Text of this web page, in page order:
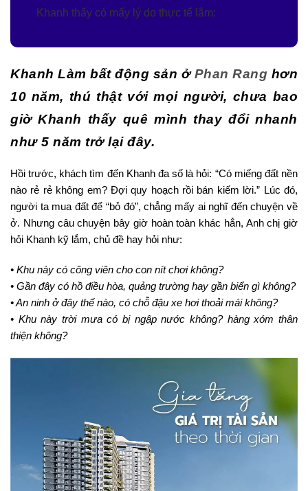
Khanh thấy có mấy lý do thực tế lắm:
Khanh Làm bất động sản ởPhan Rang hơn
10 năm, thú thật với mọi người, chưa bao
giờ Khanh thấy quê mình thay đổi nhanh
như 5 năm trở lại đây.
Hồi trước, khách tìm đến Khanh đa số là hỏi: “Có miếng đất nền
nào rẻ rẻ không em? Đợi quy hoạch rồi bán kiếm lời.” Lúc đó,
người ta mua đất để “bỏ đó”, chẳng mấy ai nghĩ đến chuyện về
ở. Nhưng câu chuyện bây giờ hoàn toàn khác hẳn, Anh chị giờ
hỏi Khanh kỹ lắm, chủ đề hay hỏi như:
• Khu này có công viên cho con nít chơi không?
• Gần đây có hồ điều hòa, quảng trường hay gần biển gì không?
• An ninh ở đây thế nào, có chỗ đậu xe hơi thoải mái không?
• Khu này trời mưa có bị ngập nước không? hàng xóm thân
thiện không?